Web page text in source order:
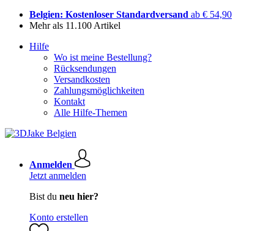
Belgien: Kostenloser Standardversand ab € 54,90
Mehr als 11.100 Artikel
Hilfe
Wo ist meine Bestellung?
Rücksendungen
Versandkosten
Zahlungsmöglichkeiten
Kontakt
Alle Hilfe-Themen
Anmelden
Jetzt anmelden
Bist du neu hier?
Konto erstellen